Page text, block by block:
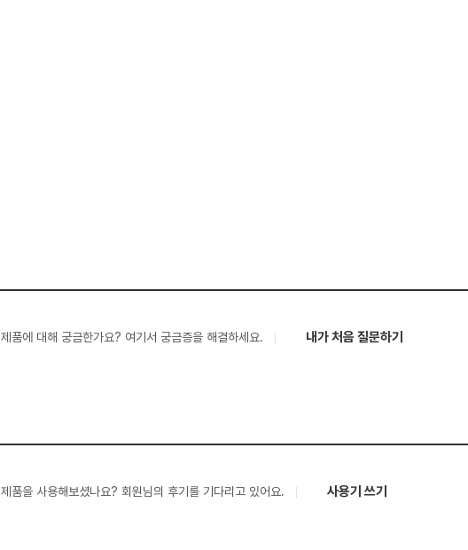
제품에 대해 궁금한가요? 여기서 궁금증을 해결하세요. 내가 처음 질문하기
제품을 사용해보셨나요? 회원님의 후기를 기다리고 있어요. 사용기 쓰기